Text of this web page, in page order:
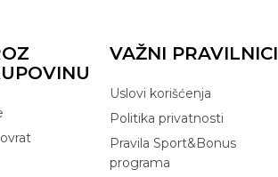
VAŽNI PRAVILNICI
Uslovi korišćenja
Politika privatnosti
Pravila Sport&Bonus
programa